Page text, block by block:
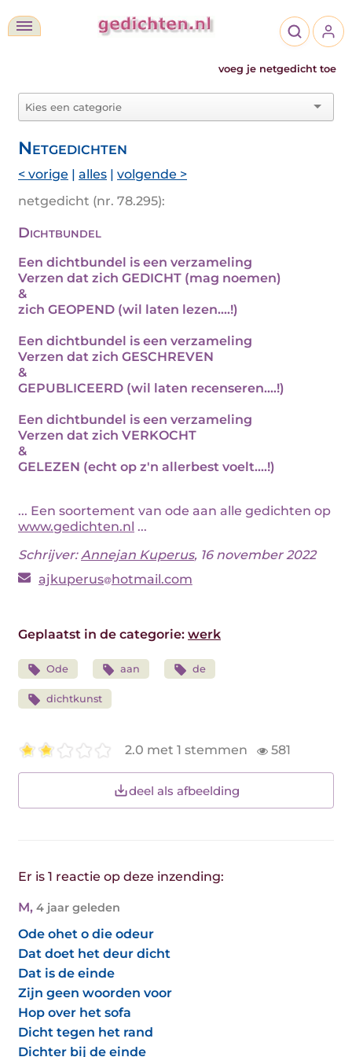
voeg je netgedicht toe
Netgedichten
< vorige | alles | volgende >
netgedicht (nr. 78.295):
Dichtbundel
Een dichtbundel is een verzameling
Verzen dat zich GEDICHT (mag noemen)
&
zich GEOPEND (wil laten lezen....!)
Een dichtbundel is een verzameling
Verzen dat zich GESCHREVEN
&
GEPUBLICEERD (wil laten recenseren....!)
Een dichtbundel is een verzameling
Verzen dat zich VERKOCHT
&
GELEZEN (echt op z'n allerbest voelt....!)
... Een soortement van ode aan alle gedichten op
www.gedichten.nl ...
Schrijver:Annejan Kuperus, 16 november 2022
ajkuperus hotmail.com
Geplaatst in de categorie: werk
Ode aan de
dichtkunst
2.0 met 1 stemmen 581
deel als afbeelding
Er is 1 reactie op deze inzending:
M, 4 jaar geleden
Ode ohet o die odeur
Dat doet het deur dicht
Dat is de einde
Zijn geen woorden voor
Hop over het sofa
Dicht tegen het rand
Dichter bij de einde